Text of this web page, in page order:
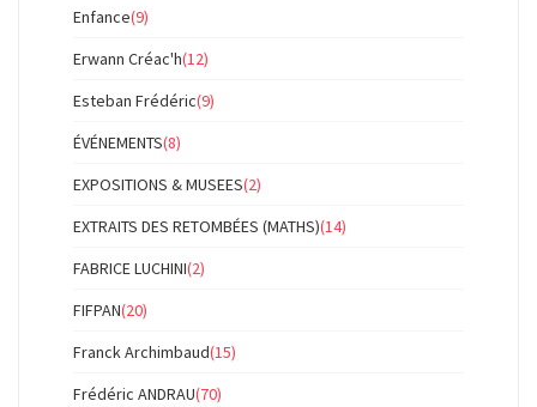
Enfance(9)
Erwann Créac'h(12)
Esteban Frédéric(9)
ÉVÉNEMENTS(8)
EXPOSITIONS & MUSEES(2)
EXTRAITS DES RETOMBÉES (MATHS)(14)
FABRICE LUCHINI(2)
FIFPAN(20)
Franck Archimbaud(15)
Frédéric ANDRAU(70)